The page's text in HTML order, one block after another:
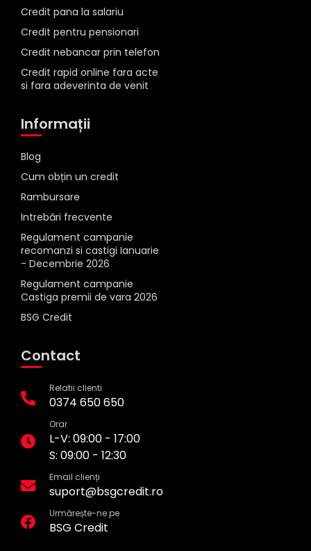
Credit pana la salariu
Credit pentru pensionari
Credit nebancar prin telefon
Credit rapid online fara acte
si fara adeverinta de venit
Informații
Blog
Cum obțin un credit
Rambursare
Intrebări frecvente
Regulament campanie
recomanzi si castigi Ianuarie
- Decembrie 2026
Regulament campanie
Castiga premii de vara 2026
BSG Credit
Contact
Relatii clienti
0374 650 650
Orar
L-V: 09:00 - 17:00
S: 09:00 - 12:30
Email clienți
suport@bsgcredit.ro
Urmărește-ne pe
BSG Credit